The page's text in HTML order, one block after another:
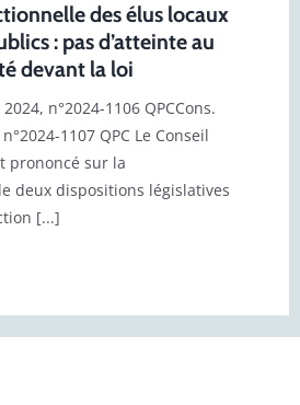
des élus locaux
: pas d’atteinte au
devant la loi
n°2024-1106 QPCCons.
1107 QPC Le Conseil
prononcé sur la
deux dispositions législatives
[...]